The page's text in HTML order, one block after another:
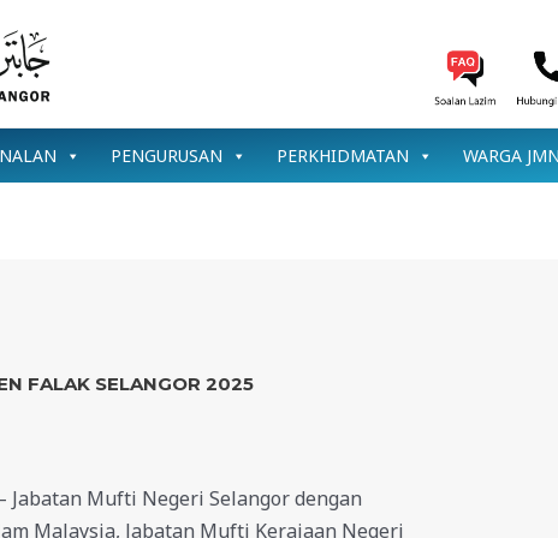
PENGURUSAN PERKHIDMATAN WARGA
FALAK SELANGOR 2025
Jabatan Mufti Negeri Selangor dengan
Malaysia, Jabatan Mufti Kerajaan Negeri